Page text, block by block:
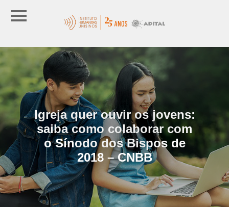
Igreja quer ouvir os jovens:
saiba como colaborar com
o Sínodo dos Bispos de
2018 – CNBB